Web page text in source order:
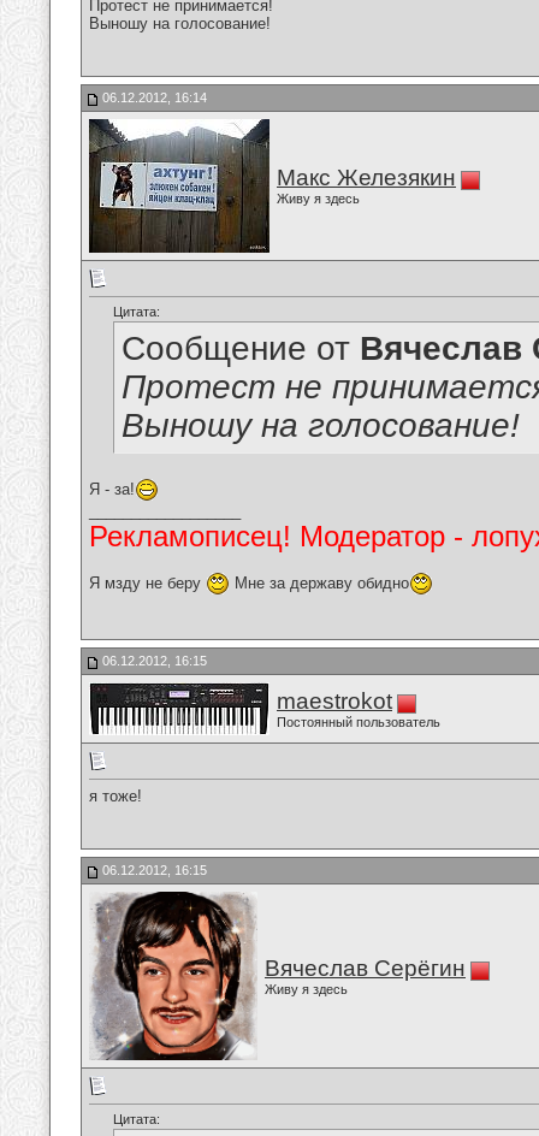
Протест не принимается!
Выношу на голосование!
06.12.2012, 16:14
Макс Железякин
Живу я здесь
Цитата:
Сообщение от Вячеслав
Протест не
Выношу на голосование!
Я - за!
Рекламописец! Модератор -
Я мзду не беру Мне за державу обидно
06.12.2012, 16:15
maestrokot
Постоянный пользователь
я тоже!
06.12.2012, 16:15
Вячеслав Серёгин
Живу я здесь
Цитата: